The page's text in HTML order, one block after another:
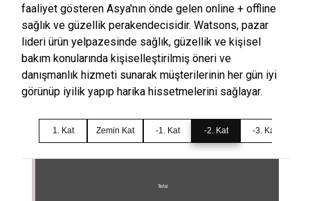
faaliyet gösteren Asya'nın önde gelen online + offline
sağlık ve güzellik perakendecisidir. Watsons, pazar
lideri ürün yelpazesinde sağlık, güzellik ve kişisel
bakım konularında kişiselleştirilmiş öneri ve
danışmanlık hizmeti sunarak müşterilerinin her gün iyi
görünüp iyilik yapıp harika hissetmelerini sağlayar.